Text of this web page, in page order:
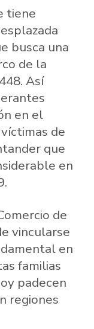
tiene
busca una
de la
Así
en el
de
que
en
de
vincularse
en
familias
padecen
regiones